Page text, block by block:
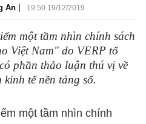
An | 19:50 19/12/2019
một tầm nhìn chính sách
Việt Nam" do VERP tổ
phần thảo luận thú vị về
tế nền tảng số.
một tầm nhìn chính